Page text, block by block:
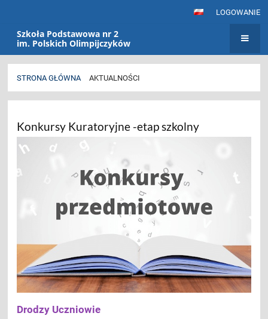
LOGOWANIE
Szkoła Podstawowa nr 2
im. Polskich Olimpijczyków
STRONA GŁÓWNA AKTUALNOŚCI
Konkursy Kuratoryjne -etap szkolny
Drodzy Uczniowie